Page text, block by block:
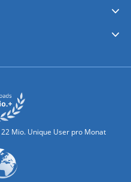
Mio. Unique User pro Monat